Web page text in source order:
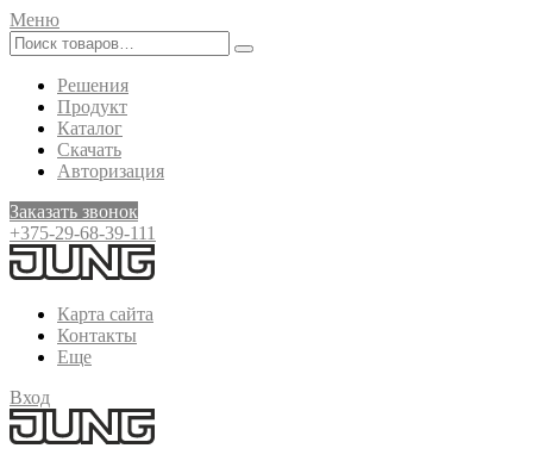
Меню
Решения
Продукт
Каталог
Скачать
Авторизация
Заказать звонок
+375-29-68-39-111
Карта сайта
Контакты
Еще
Вход